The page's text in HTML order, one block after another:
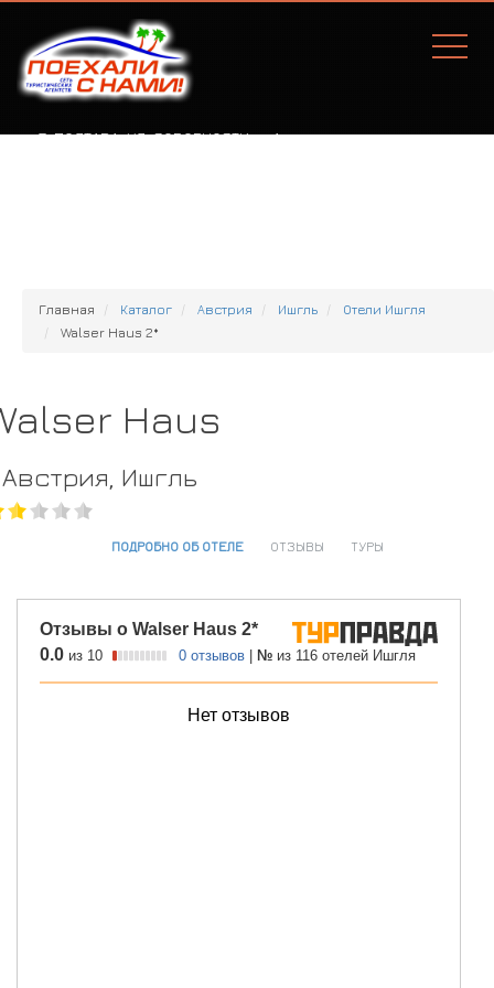
Г. ПОЛТАВА, УЛ. СОБОРНОСТИ, 77А
Главная Каталог Австрия Ишгль
Отели Ишгля
Walser Haus 2*
Haus
Австрия, Ишгль
ПОДРОБНО ОБ ОТЕЛЕ ОТЗЫВЫ ТУРЫ